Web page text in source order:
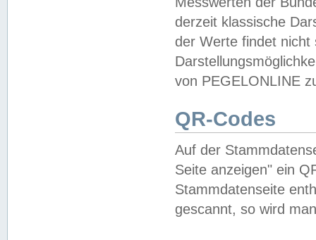
derzeit klassische
der Werte findet
von PEGELONLINE
QR-Codes
Auf der
Seite anzeigen" ein
Stammdatenseite
gescannt, so wird